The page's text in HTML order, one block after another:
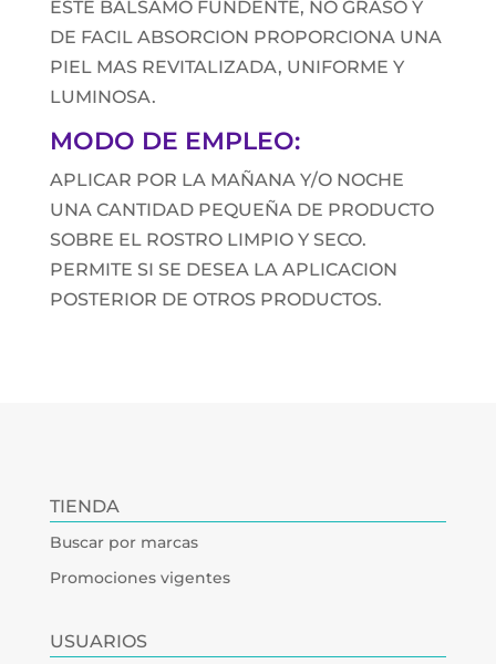
ESTE BALSAMO FUNDENTE, NO GRASO Y
DE FACIL ABSORCION PROPORCIONA UNA
PIEL MAS REVITALIZADA, UNIFORME Y
LUMINOSA.
MODO DE EMPLEO:
APLICAR POR LA MAÑANA Y/O NOCHE
UNA CANTIDAD PEQUEÑA DE PRODUCTO
SOBRE EL ROSTRO LIMPIO Y SECO.
PERMITE SI SE DESEA LA APLICACION
POSTERIOR DE OTROS PRODUCTOS.
TIENDA
Buscar por marcas
Promociones vigentes
USUARIOS